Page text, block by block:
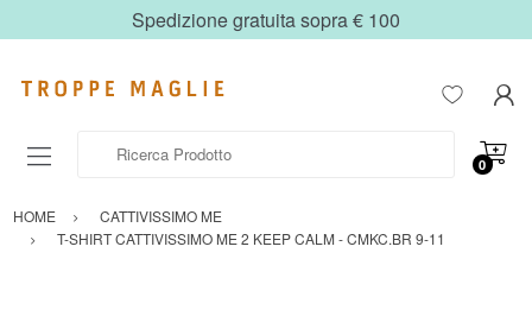
Spedizione gratuita sopra € 100
0
HOME
CATTIVISSIMO ME
T-SHIRT CATTIVISSIMO ME 2 KEEP CALM - CMKC.BR 9-11